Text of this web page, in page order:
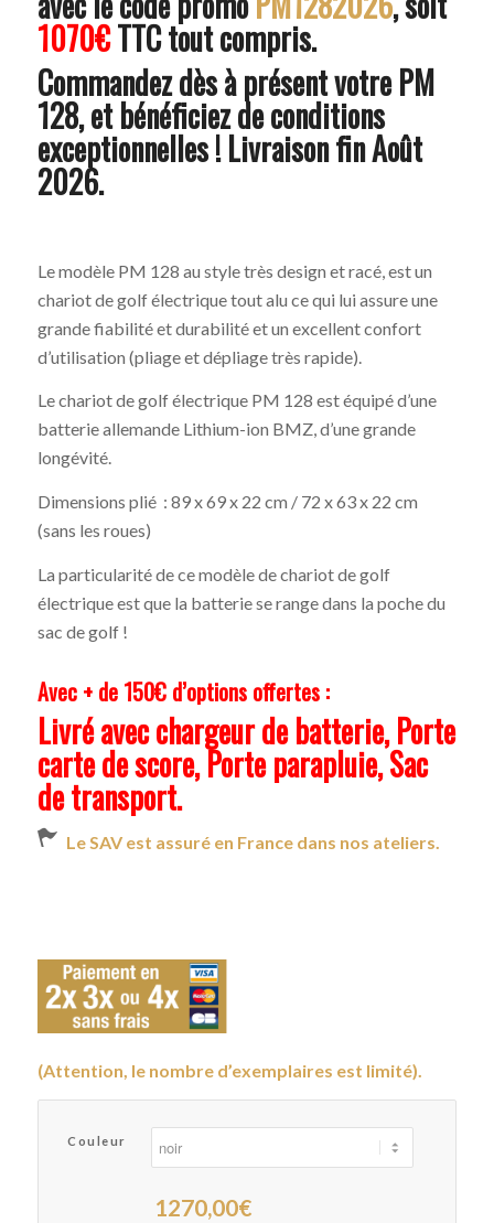
1070€TTC tout compris.
Commandez dès à présent votre PM
128, et bénéficiez de conditions
exceptionnelles ! Livraison fin Août
2026.
Le modèle PM 128 au style très design et racé, est un
chariot de golf électrique tout alu ce qui lui assure une
grande fiabilité et durabilité et un excellent confort
d’utilisation (pliage et dépliage très rapide).
Le chariot de golf électrique PM 128 est équipé d’une
batterie allemande Lithium-ion BMZ, d’une grande
longévité.
Dimensions plié : 89 x 69 x 22 cm / 72 x 63 x 22 cm
(sans les roues)
La particularité de ce modèle de chariot de golf
électrique est que la batterie se range dans la poche du
sac de golf !
Avec + de 150€ d’options offertes :
Livré avec chargeur de batterie, Porte
carte de score, Porte parapluie, Sac
de transport.
Le SAV est assuré en France dans nos ateliers.
(Attention, le nombre d’exemplaires est limité).
Couleur
1270,00€